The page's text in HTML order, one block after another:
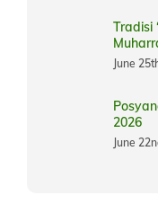
Tradisi
June
2026
June